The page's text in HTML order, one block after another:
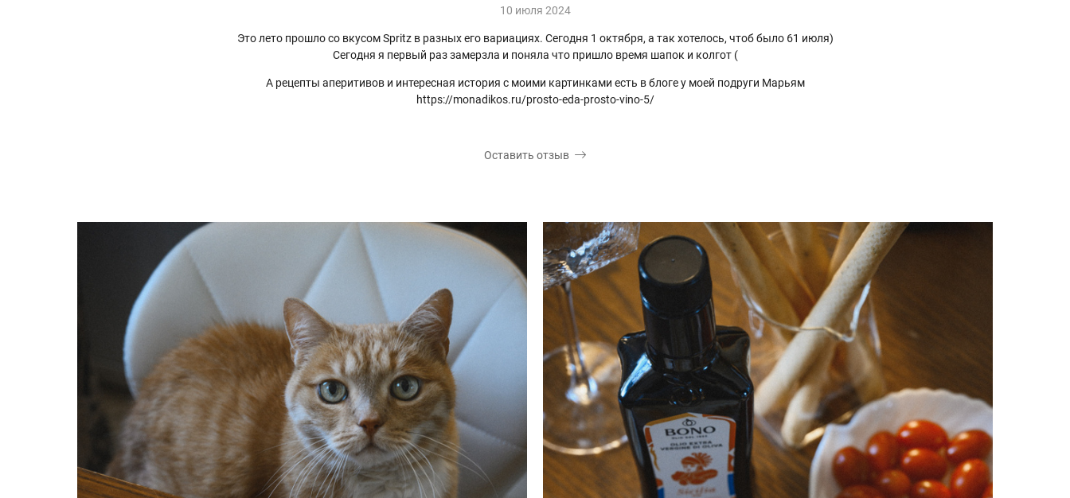
10 июля 2024
Это лето прошло со вкусом Spritz в разных его вариациях. Сегодня 1 октября, а так хотелось, чтоб было 61 июля)
Сегодня я первый раз замерзла и поняла что пришло время шапок и колгот (
А рецепты аперитивов и интересная история с моими картинками есть в блоге у моей подруги Марьям
https://monadikos.ru/prosto-eda-prosto-vino-5/
Оставить отзыв